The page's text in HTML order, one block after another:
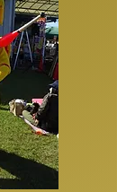
inリバティ
静岡県）
ートまつり